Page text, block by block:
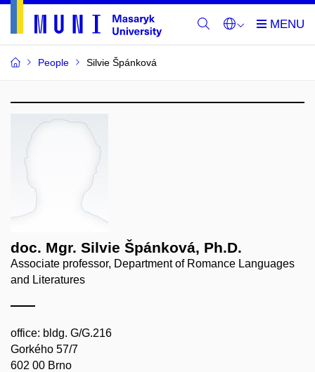
People Silvie Špánková
doc. Mgr. Silvie Špánková, Ph.D.
Associate professor, Department of Romance Languages
and Literatures
office: bldg. G/G.216
Gorkého 57/7
602 00 Brno